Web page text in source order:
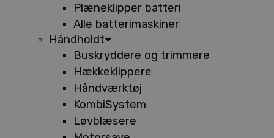
Plæneklipper batteri
Alle batterimaskiner
Håndholdt
Buskryddere og trimmere
Hækkeklippere
Håndværktøj
KombiSystem
Løvblæsere